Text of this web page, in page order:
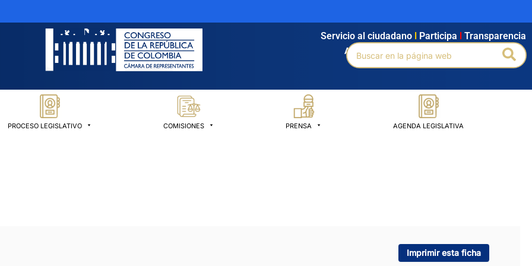
Agendamiento Intranet Búsqueda avanzada
Servicio al ciudadano Participa Transparencia
Buscar
por:
PROCESO LEGISLATIVO COMISIONES PRENSA AGENDA LEGISLATIVA
Imprimir esta ficha